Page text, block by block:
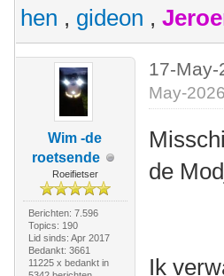
hen , gideon ,
Wim -de
roetsende
Roeifietser
Berichten: 7.596
Topics: 190
Lid sinds: Apr 2017
Bedankt: 3661
11225 x bedankt in
17-May-
May-
de
Ik